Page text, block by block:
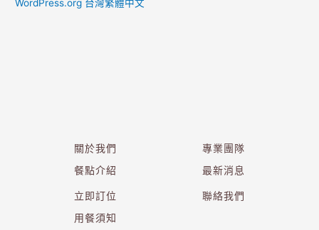
WordPress.org 台灣繁體中文
關於我們
餐點介紹
專業團隊
最新消息
立即訂位
用餐須知
聯絡我們